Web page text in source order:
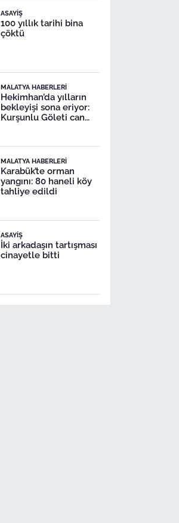
ASAYIŞ
100 yıllık tarihi bina
çöktü
MALATYA HABERLERI
Hekimhan’da yılların
bekleyişi sona eriyor:
Kurşunlu Göleti can
MALATYA HABERLERI
Karabük’te orman
yangını: 80 haneli köy
tahliye edildi
ASAYIŞ
İki arkadaşın tartışması
cinayetle bitti